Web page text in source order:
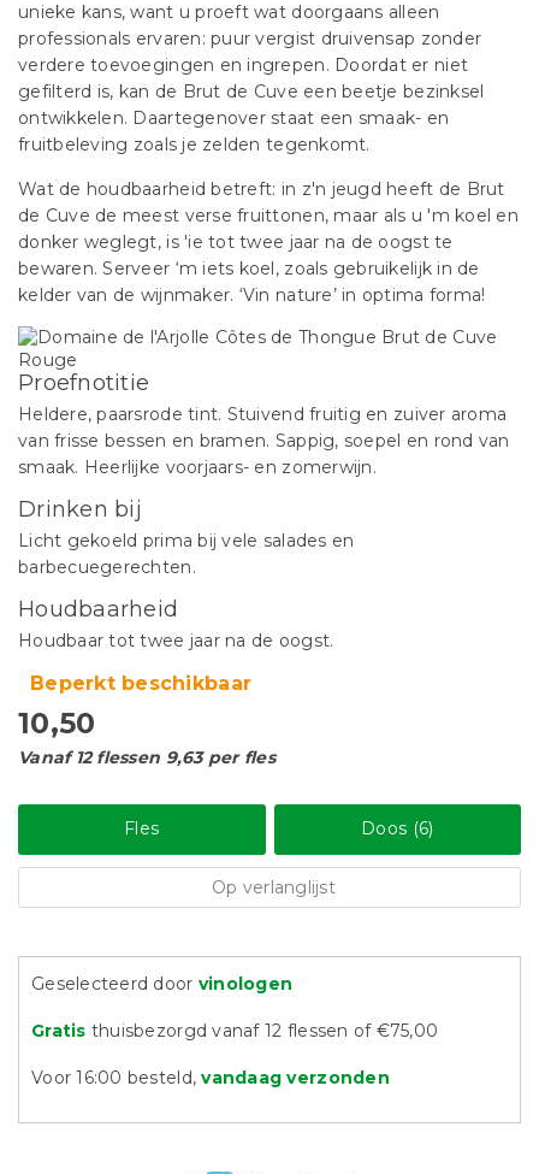
unieke kans, want u proeft wat doorgaans alleen
professionals ervaren: puur vergist druivensap zonder
verdere toevoegingen en ingrepen. Doordat er niet
gefilterd is, kan de Brut de Cuve een beetje bezinksel
ontwikkelen. Daartegenover staat een smaak- en
fruitbeleving zoals je zelden tegenkomt.
Wat de houdbaarheid betreft: in z'n jeugd heeft de Brut
de Cuve de meest verse fruittonen, maar als u 'm koel en
donker weglegt, is 'ie tot twee jaar na de oogst te
bewaren. Serveer ‘m iets koel, zoals gebruikelijk in de
kelder van de wijnmaker. ‘Vin nature’ in optima forma!
Proefnotitie
Heldere, paarsrode tint. Stuivend fruitig en zuiver aroma
van frisse bessen en bramen. Sappig, soepel en rond van
smaak. Heerlijke voorjaars- en zomerwijn.
Drinken bij
Licht gekoeld prima bij vele salades en
barbecuegerechten.
Houdbaarheid
Houdbaar tot twee jaar na de oogst.
Beperkt beschikbaar
10,50
Vanaf 12 flessen 9,63 per fles
Fles Doos (6)
Op verlanglijst
Geselecteerd door vinologen
Gratis thuisbezorgd vanaf 12 flessen of €75,00
Voor 16:00 besteld,vandaag verzonden